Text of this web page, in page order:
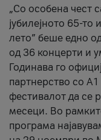
„Со особена чест
јубилејното 65-то
лето” беше едно
од 36 концерти и
Годинава го
партнерство со
фестивалот да се
месеци. Во
програма